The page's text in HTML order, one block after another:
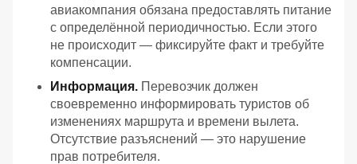
авиакомпания обязана предоставлять питание
с определённой периодичностью. Если этого
не происходит — фиксируйте факт и требуйте
компенсации.
Информация. Перевозчик должен
своевременно информировать туристов об
изменениях маршрута и времени вылета.
Отсутствие разъяснений — это нарушение
прав потребителя.